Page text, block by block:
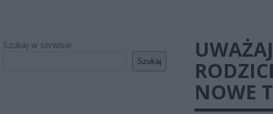
Szukaj w serwisie
Szukaj
NOWE